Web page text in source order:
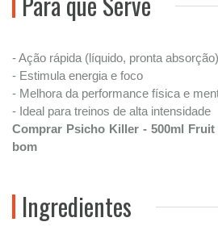
- Ação rápida (líquido, pronta absorção)
- Estimula energia e foco
- Melhora da performance física e
- Ideal para treinos de alta intensidade
Comprar Psicho Killer - 500ml
bom
Ingredientes